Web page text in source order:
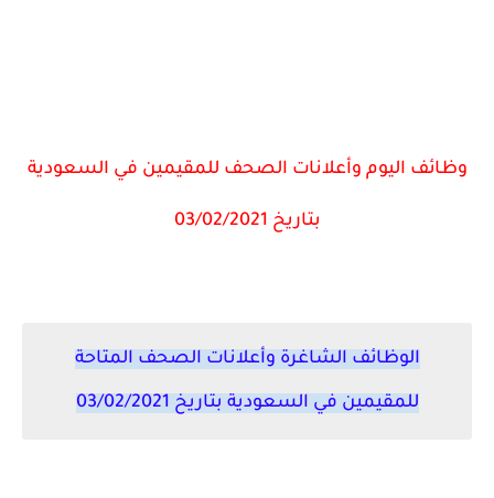
وظائف اليوم وأعلانات الصحف للمقيمين في السعودية
بتاريخ 03/02/2021
الوظائف الشاغرة وأعلانات الصحف المتاحة
للمقيمين في السعودية بتاريخ 03/02/2021